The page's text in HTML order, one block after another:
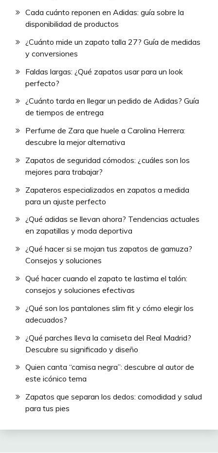
Cada cuánto reponen en Adidas: guía sobre la
disponibilidad de productos
¿Cuánto mide un zapato talla 27? Guía de medidas
y conversiones
Faldas largas: ¿Qué zapatos usar para un look
perfecto?
¿Cuánto tarda en llegar un pedido de Adidas? Guía
de tiempos de entrega
Perfume de Zara que huele a Carolina Herrera:
descubre la mejor alternativa
Zapatos de seguridad cómodos: ¿cuáles son los
mejores para trabajar?
Zapateros especializados en zapatos a medida
para un ajuste perfecto
¿Qué adidas se llevan ahora? Tendencias actuales
en zapatillas y moda deportiva
¿Qué hacer si se mojan tus zapatos de gamuza?
Consejos y soluciones
Qué hacer cuando el zapato te lastima el talón:
consejos y soluciones efectivas
¿Qué son los pantalones slim fit y cómo elegir los
adecuados?
¿Qué parches lleva la camiseta del Real Madrid?
Descubre su significado y diseño
Quien canta “camisa negra”: descubre al autor de
este icónico tema
Zapatos que separan los dedos: comodidad y salud
para tus pies